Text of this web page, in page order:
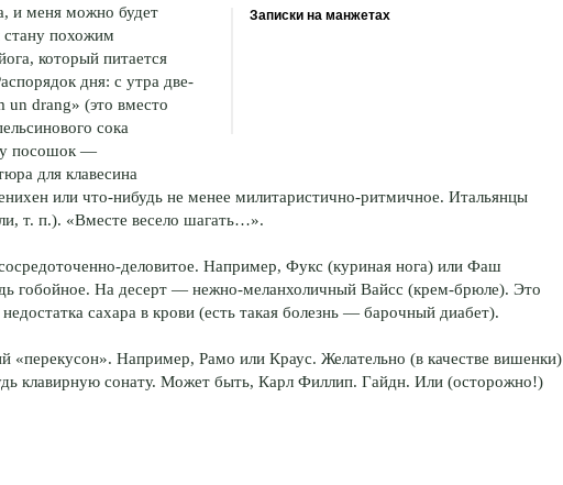
Записки на манжетах
и меня можно будет
стану похожим
который питается
дня: с утра две-
drang» (это вместо
сока
посошок —
для клавесина
или что-нибудь не менее милитаристично-ритмичное. Итальянцы
т. п.). «Вместе весело шагать…».
деловитое. Например, Фукс (куриная нога) или Фаш
гобойное. На десерт — нежно-меланхоличный Вайсс (крем-брюле). Это
сахара в крови (есть такая болезнь — барочный диабет).
«перекусон». Например, Рамо или Краус. Желательно (в качестве вишенки)
клавирную сонату. Может быть, Карл Филлип. Гайдн. Или (осторожно!)